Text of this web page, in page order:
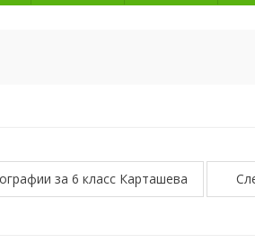
за 6 класс Карташева